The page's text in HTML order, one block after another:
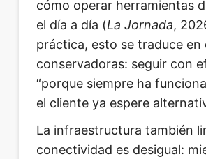
cómo operar herramientas
el día a día (La Jornada,
práctica, esto se traduce en
conservadoras: seguir con
“porque siempre ha
el cliente ya espere
La infraestructura también
conectividad es desigual: